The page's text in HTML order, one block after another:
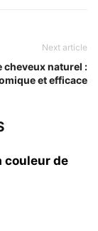
Next article
cheveux naturel :
et efficace
couleur de